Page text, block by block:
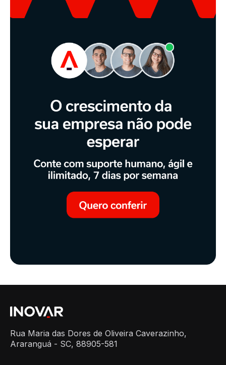
Rua Maria das Dores de Oliveira Caverazinho,
Araranguá - SC, 88905-581